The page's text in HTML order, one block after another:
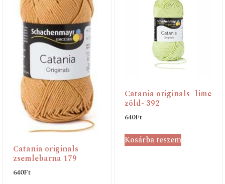
Catania originals
zsemlebarna 179
640Ft
Catania originals- lime
zöld- 392
640Ft
Kosárba teszem